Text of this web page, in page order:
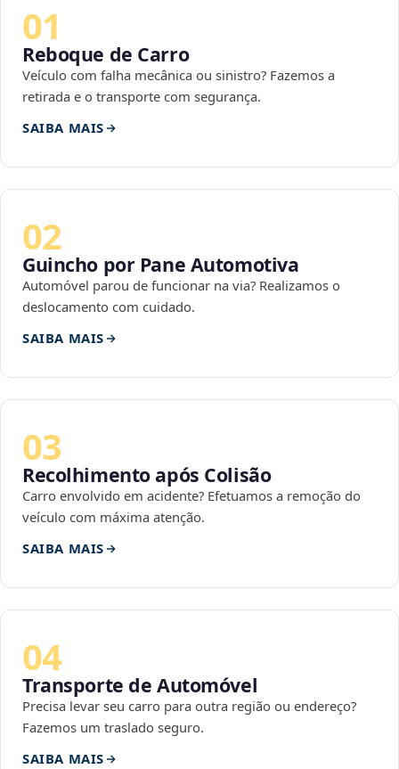
01
Reboque de Carro
Veículo com falha mecânica ou sinistro? Fazemos a
retirada e o transporte com segurança.
SAIBA MAIS
02
Guincho por Pane Automotiva
Automóvel parou de funcionar na via? Realizamos o
deslocamento com cuidado.
SAIBA MAIS
03
Recolhimento após Colisão
Carro envolvido em acidente? Efetuamos a remoção do
veículo com máxima atenção.
SAIBA MAIS
04
Transporte de Automóvel
Precisa levar seu carro para outra região ou endereço?
Fazemos um traslado seguro.
SAIBA MAIS